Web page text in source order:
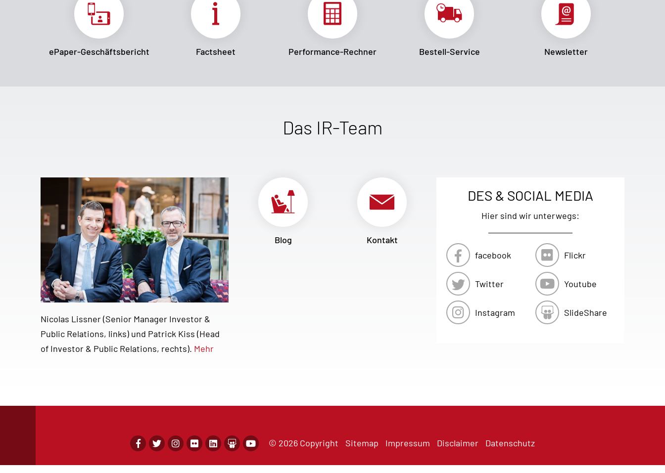
ePaper-Geschäftsbericht Factsheet Performance-Rechner Bestell-Service Newsletter
Das IR-Team
Nicolas Lissner (Senior Manager Investor &
Public Relations, links) und Patrick Kiss (Head
of Investor & Public Relations, rechts). Mehr
Blog Kontakt
DES & SOCIAL MEDIA
Hier sind wir unterwegs:
facebook
Twitter
Instagram
Flickr
Youtube
SlideShare
© 2026 Copyright Sitemap Impressum Disclaimer Datenschutz